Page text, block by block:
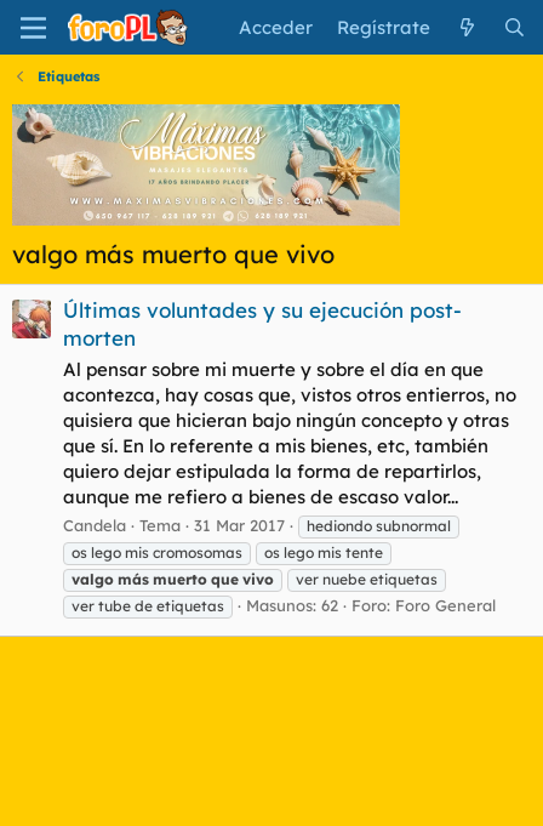
Acceder Regístrate
Etiquetas
valgo más muerto que vivo
Últimas voluntades y su ejecución post-
morten
Al pensar sobre mi muerte y sobre el día en que
acontezca, hay cosas que, vistos otros entierros, no
quisiera que hicieran bajo ningún concepto y otras
que sí. En lo referente a mis bienes, etc, también
quiero dejar estipulada la forma de repartirlos,
aunque me refiero a bienes de escaso valor...
Candela Tema 31 Mar 2017
hediondo subnormal
os lego mis cromosomas
os lego mis tente
valgo más muerto que vivo
ver nuebe etiquetas
ver tube de etiquetas
Masunos: 62 Foro: Foro General